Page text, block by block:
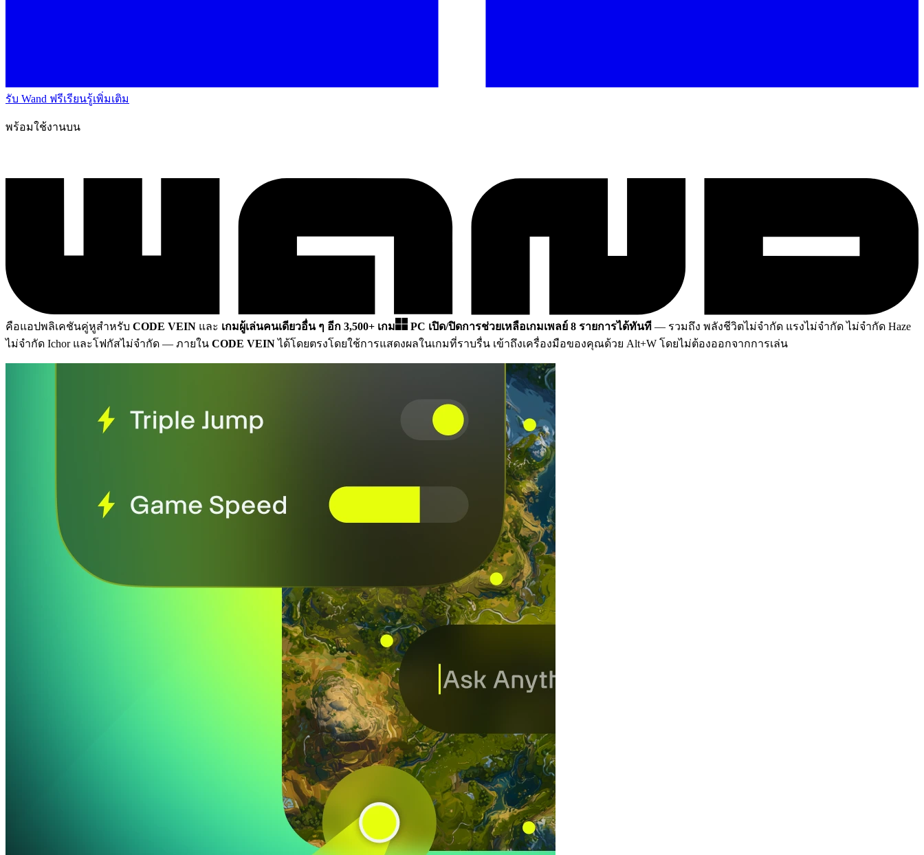
รับ Wand ฟรีเรียนรู้เพิ่มเติม
พร้อมใช้งานบน
คือแอปพลิเคชันคู่หูสำหรับ CODE VEIN และ เกมผู้เล่นคนเดียวอื่น ๆ อีก 3,500+ เกม PC เปิด/ปิดการช่วยเหลือเกมเพลย์ 8 รายการได้ทันที — รวมถึง พลังชีวิตไม่จำกัด แรงไม่จำกัด ไม่จำกัด Haze
ไม่จำกัด Ichor และโฟกัสไม่จำกัด — ภายใน CODE VEINได้โดยตรงโดยใช้การแสดงผลในเกมที่ราบรื่น เข้าถึงเครื่องมือของคุณด้วย Alt+W โดยไม่ต้องออกจากการเล่น